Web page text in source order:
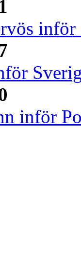
inför
inför